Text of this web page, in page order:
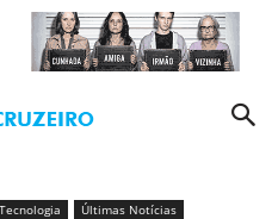
Tecnologia Últimas Notícias